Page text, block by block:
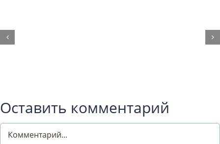
Оставить комментарий
Comment